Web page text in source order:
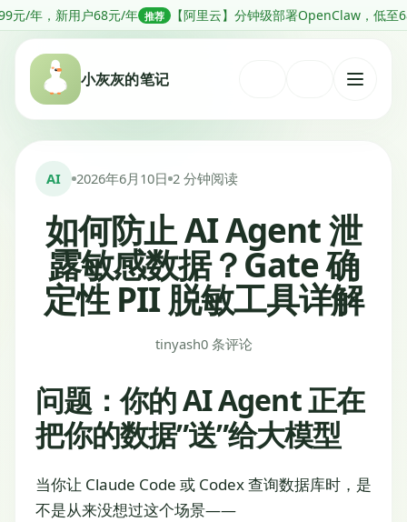
跳
转
68元/年 推荐 【阿里云】分钟级部署OpenClaw，低至68元1年 推荐
小灰灰的笔记
打
AI 2026年6月10日 2 分钟阅读
如何防止 AI Agent 泄
露敏感数据？Gate 确
定性 PII 脱敏工具详解
tinyash0 条评论
问题：你的 AI Agent 正在
把你的数据”送”给大模型
当你让 Claude Code 或 Codex 查询数据库时，是
不是从来没想过这个场景——